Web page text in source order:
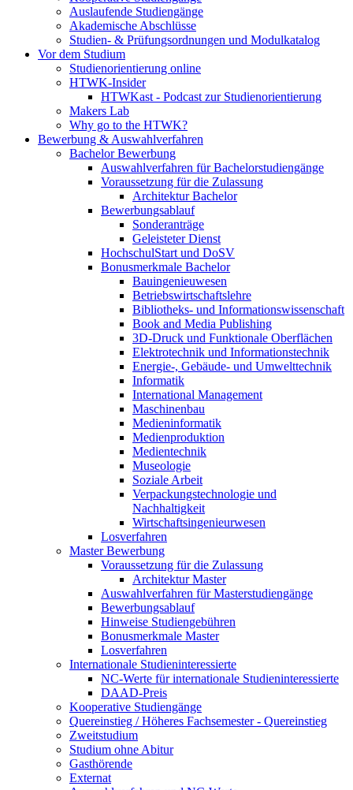
Auslaufende Studiengänge
Akademische Abschlüsse
Studien- & Prüfungsordnungen und Modulkatalog
Vor dem Studium
Studienorientierung online
HTWK-Insider
HTWKast - Podcast zur Studienorientierung
Makers Lab
Why go to the HTWK?
Bewerbung & Auswahlverfahren
Bachelor Bewerbung
Auswahlverfahren für Bachelorstudiengänge
Voraussetzung für die Zulassung
Architektur Bachelor
Bewerbungsablauf
Sonderanträge
Geleisteter Dienst
HochschulStart und DoSV
Bonusmerkmale Bachelor
Bauingenieuwesen
Betriebswirtschaftslehre
Bibliotheks- und Informationswissenschaft
Book and Media Publishing
3D-Druck und Funktionale Oberflächen
Elektrotechnik und Informationstechnik
Energie-, Gebäude- und Umwelttechnik
Informatik
International Management
Maschinenbau
Medieninformatik
Medienproduktion
Medientechnik
Museologie
Soziale Arbeit
Verpackungstechnologie und
Nachhaltigkeit
Wirtschaftsingenieurwesen
Losverfahren
Master Bewerbung
Voraussetzung für die Zulassung
Architektur Master
Auswahlverfahren für Masterstudiengänge
Bewerbungsablauf
Hinweise Studiengebühren
Bonusmerkmale Master
Losverfahren
Internationale Studieninteressierte
NC-Werte für internationale Studieninteressierte
DAAD-Preis
Kooperative Studiengänge
Quereinstieg / Höheres Fachsemester - Quereinstieg
Zweitstudium
Studium ohne Abitur
Gasthörende
Externat